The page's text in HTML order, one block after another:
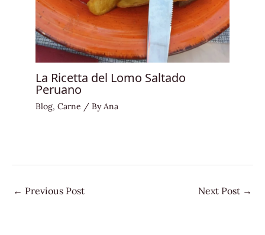
La Ricetta del Lomo Saltado
Peruano
Blog, Carne / ByAna
← Previous Post Next Post →